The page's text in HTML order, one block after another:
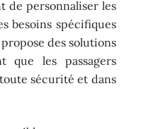
de personnaliser les
besoins spécifiques
des solutions
que les passagers
sécurité et dans